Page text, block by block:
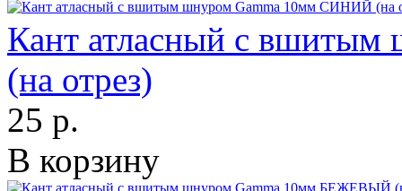
Кант атласный с
(на отрез)
25 р.
В корзину